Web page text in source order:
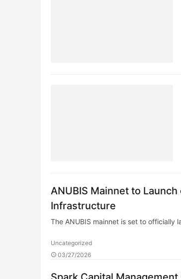
ANUBIS Mainnet to
Infrastructure
The ANUBIS mainnet is set to officially
Uncategorized
03/27/2026